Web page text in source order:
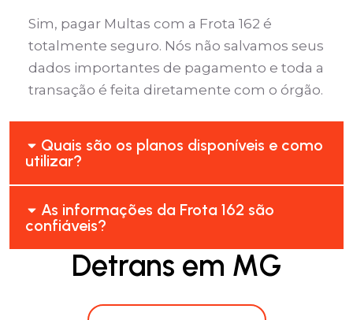
Sim, pagar Multas com a Frota 162 é
totalmente seguro. Nós não salvamos seus
dados importantes de pagamento e toda a
transação é feita diretamente com o órgão.
Quais são os planos disponíveis e como
utilizar?
As informações da Frota 162 são
confiáveis?
Detrans em MG